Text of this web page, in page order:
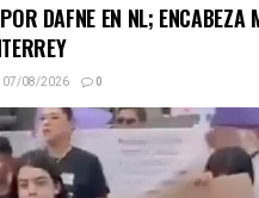
DAFNE EN NL; ENCABEZA
07/08/2026 0